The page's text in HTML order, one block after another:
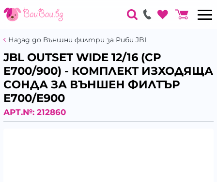
Назад до Външни филтри за Риби JBL
JBL OUTSET WIDE 12/16 (CP
E700/900) - КОМПЛЕКТ ИЗХОДЯЩА
СОНДА ЗА ВЪНШЕН ФИЛТЪР
Е700/Е900
АРТ.№: 212860